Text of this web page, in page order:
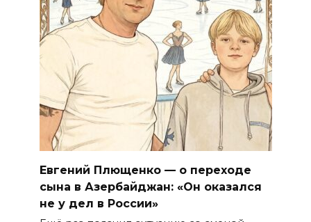
Евгений Плющенко — о переходе
сына в Азербайджан: «Он оказался
не у дел в России»